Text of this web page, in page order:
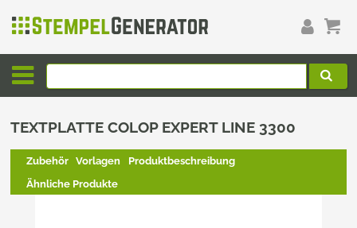
TEXTPLATTE COLOP EXPERT LINE 3300
Zubehör Vorlagen
Produktbeschreibung
Ähnliche Produkte